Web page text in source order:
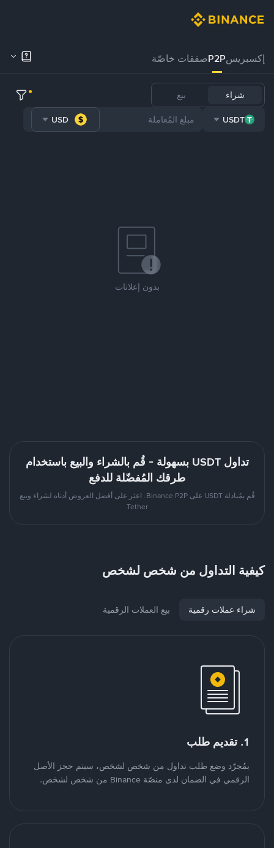
إكسبريسP2Pصفقات خاصّة
شراء بيع
USDT
USD
بدون إعلانات
تداول USDT بسهولة - قُم بالشراء والبيع باستخدام
طرقك المُفضّلة للدفع
قُم بمُبادلة USDT على Binance P2P. اعثر على أفضل العروض أدناه لشراء وبيع
Tether
كيفية التداول من شخص لشخص
شراء عملات رقمية بيع العملات الرقمية
1. تقديم طلب
بمُجرّد وضع طلب تداول من شخص لشخص، سيتم حجز الأصل
الرقمي في الضمان لدى منصّة Binance من شخص لشخص.